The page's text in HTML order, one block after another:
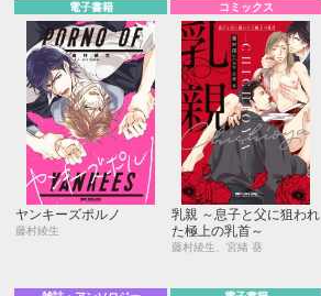
電子書籍
ヤンキーズポルノ
藤村綾生
コミックス
乳親 ～息子と父に狙われ
た極上の乳首～
藤村綾生、宮緒 葵